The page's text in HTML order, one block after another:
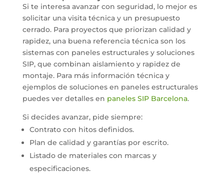
Si te interesa avanzar con seguridad, lo mejor es
solicitar una visita técnica y un presupuesto
cerrado. Para proyectos que priorizan calidad y
rapidez, una buena referencia técnica son los
sistemas con paneles estructurales y soluciones
SIP, que combinan aislamiento y rapidez de
montaje. Para más información técnica y
ejemplos de soluciones en paneles estructurales
puedes ver detalles en paneles SIP Barcelona.
Si decides avanzar, pide siempre:
Contrato con hitos definidos.
Plan de calidad y garantías por escrito.
Listado de materiales con marcas y
especificaciones.